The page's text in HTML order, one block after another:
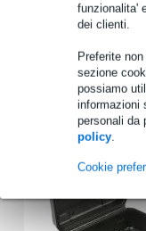
funzionalita'
dei clienti.
Preferite
sezione
possiamo
informazioni
personali da
policy.
Cookie
rivestimento del cavo
Accessori (1)